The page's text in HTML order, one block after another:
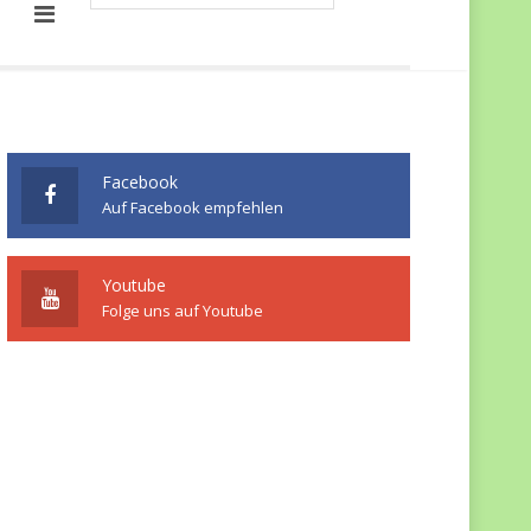
Facebook
Auf Facebook empfehlen
Youtube
Folge uns auf Youtube